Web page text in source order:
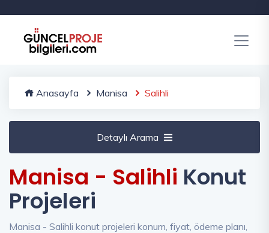
Anasayfa Manisa Salihli
Detaylı Arama
Manisa - Salihli Konut
Projeleri
Manisa - Salihli konut projeleri konum, fiyat, ödeme planı,